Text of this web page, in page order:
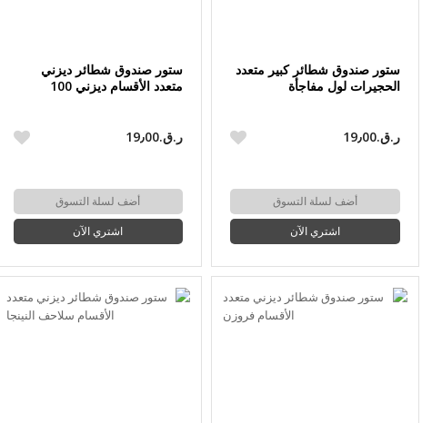
ستور صندوق شطائر كبير متعدد
الحجيرات لول مفاجأة
ر.ق.‏19٫00
أضف لسلة التسوق
اشتري الآن
ستور صندوق شطائر ديزني
متعدد الأقسام ديزني 100
ر.ق.‏19٫00
أضف لسلة التسوق
اشتري الآن